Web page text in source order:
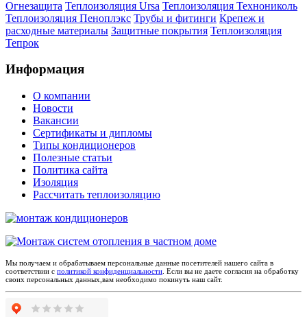
Огнезащита Теплоизоляция Ursa Теплоизоляция Технониколь
Теплоизоляция Пеноплэкс Трубы и фитинги Крепеж и
расходные материалы Защитные покрытия Теплоизоляция
Тепрок
Информация
О компании
Новости
Вакансии
Сертификаты и дипломы
Типы кондиционеров
Полезные статьи
Политика сайта
Изоляция
Рассчитать теплоизоляцию
Мы получаем и обрабатываем персональные данные посетителей нашего сайта в
соответствии с политикой конфиденциальности . Если вы не даете согласия на обработку
своих персональных данных,вам необходимо покинуть наш сайт.